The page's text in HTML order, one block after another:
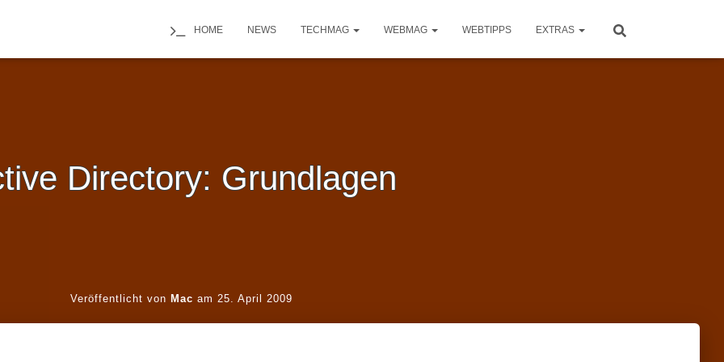
HOME NEWS TECHMAG WEBMAG WEBTIPPS EXTRAS
Directory: Grundlagen
Veröffentlicht von Mac am 25. April 2009